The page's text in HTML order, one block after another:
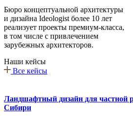
Бюро концептуальной архитектуры
и дизайна Ideologist более 10 лет
реализует проекты премиум-класса,
в том числе с привлечением
зарубежных архитекторов.
Наши кейсы
Все кейсы
Ландшафтный дизайн для частной
Сибири